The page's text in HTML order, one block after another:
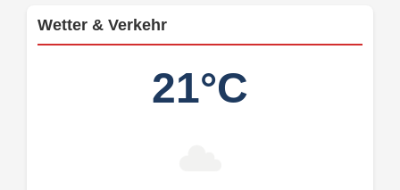
Wetter & Verkehr
21°C